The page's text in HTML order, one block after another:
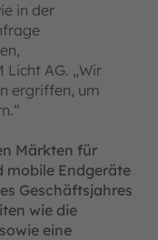
in der
Licht AG. „Wir
ergriffen, um
Märkten für
mobile Endgeräte
Geschäftsjahres
wie die
eine